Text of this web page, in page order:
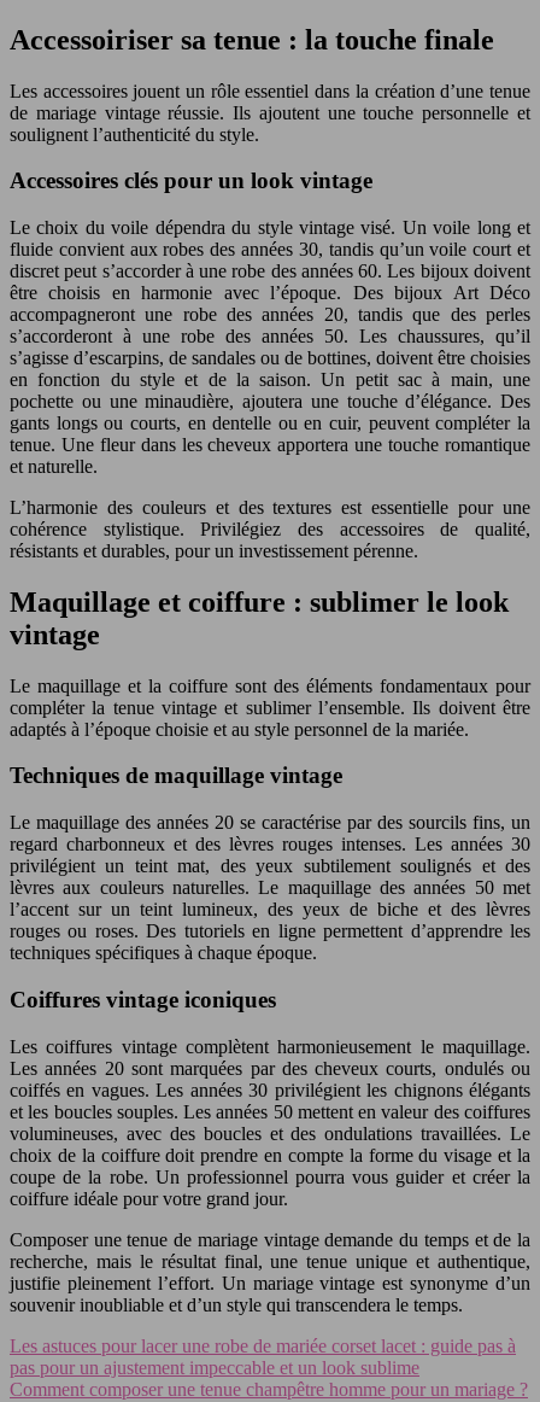
Accessoiriser sa tenue : la touche finale
Les accessoires jouent un rôle essentiel dans la création d’une tenue
de mariage vintage réussie. Ils ajoutent une touche personnelle et
soulignent l’authenticité du style.
Accessoires clés pour un look vintage
Le choix du voile dépendra du style vintage visé. Un voile long et
fluide convient aux robes des années 30, tandis qu’un voile court et
discret peut s’accorder à une robe des années 60. Les bijoux doivent
être choisis en harmonie avec l’époque. Des bijoux Art Déco
accompagneront une robe des années 20, tandis que des perles
s’accorderont à une robe des années 50. Les chaussures, qu’il
s’agisse d’escarpins, de sandales ou de bottines, doivent être choisies
en fonction du style et de la saison. Un petit sac à main, une
pochette ou une minaudière, ajoutera une touche d’élégance. Des
gants longs ou courts, en dentelle ou en cuir, peuvent compléter la
tenue. Une fleur dans les cheveux apportera une touche romantique
et naturelle.
L’harmonie des couleurs et des textures est essentielle pour une
cohérence stylistique. Privilégiez des accessoires de qualité,
résistants et durables, pour un investissement pérenne.
Maquillage et coiffure : sublimer le look
vintage
Le maquillage et la coiffure sont des éléments fondamentaux pour
compléter la tenue vintage et sublimer l’ensemble. Ils doivent être
adaptés à l’époque choisie et au style personnel de la mariée.
Techniques de maquillage vintage
Le maquillage des années 20 se caractérise par des sourcils fins, un
regard charbonneux et des lèvres rouges intenses. Les années 30
privilégient un teint mat, des yeux subtilement soulignés et des
lèvres aux couleurs naturelles. Le maquillage des années 50 met
l’accent sur un teint lumineux, des yeux de biche et des lèvres
rouges ou roses. Des tutoriels en ligne permettent d’apprendre les
techniques spécifiques à chaque époque.
Coiffures vintage iconiques
Les coiffures vintage complètent harmonieusement le maquillage.
Les années 20 sont marquées par des cheveux courts, ondulés ou
coiffés en vagues. Les années 30 privilégient les chignons élégants
et les boucles souples. Les années 50 mettent en valeur des coiffures
volumineuses, avec des boucles et des ondulations travaillées. Le
choix de la coiffure doit prendre en compte la forme du visage et la
coupe de la robe. Un professionnel pourra vous guider et créer la
coiffure idéale pour votre grand jour.
Composer une tenue de mariage vintage demande du temps et de la
recherche, mais le résultat final, une tenue unique et authentique,
justifie pleinement l’effort. Un mariage vintage est synonyme d’un
souvenir inoubliable et d’un style qui transcendera le temps.
Les astuces pour lacer une robe de mariée corset lacet : guide pas à
pas pour un ajustement impeccable et un look sublime
Comment composer une tenue champêtre homme pour un mariage ?